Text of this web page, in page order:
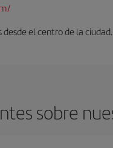
el centro de la
sobre